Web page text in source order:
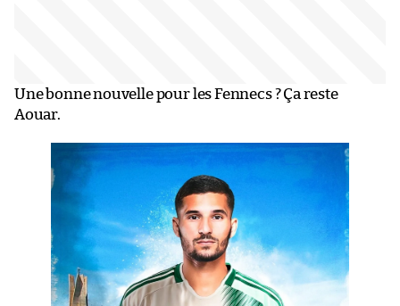
Une bonne nouvelle pour les Fennecs ? Ça reste
Aouar.